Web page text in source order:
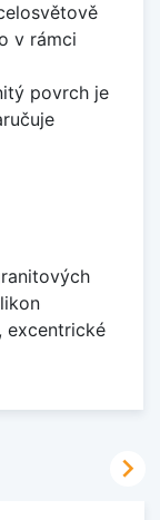
v rámci
povrch je
excentrické
